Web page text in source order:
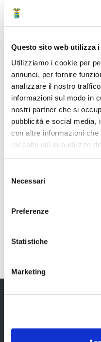
Questo sito web utilizza
Utilizziamo i cookie per
annunci, per fornire
analizzare il nostro
informazioni sul modo in
nostri partner che si
pubblicità e social media,
con altre informazioni
raccolto dal suo utilizzo
delNecessari
Preferenze
Statistiche
Marketing
Anticorruzione
Archivio -
Documentazione -
Attività
Europa e
Formazione